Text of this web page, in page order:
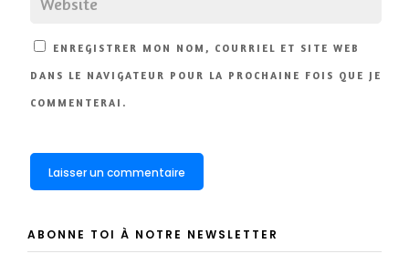
ENREGISTRER MON NOM, COURRIEL ET SITE WEB
DANS LE NAVIGATEUR POUR LA PROCHAINE FOIS QUE JE
COMMENTERAI.
ABONNE TOI À NOTRE NEWSLETTER